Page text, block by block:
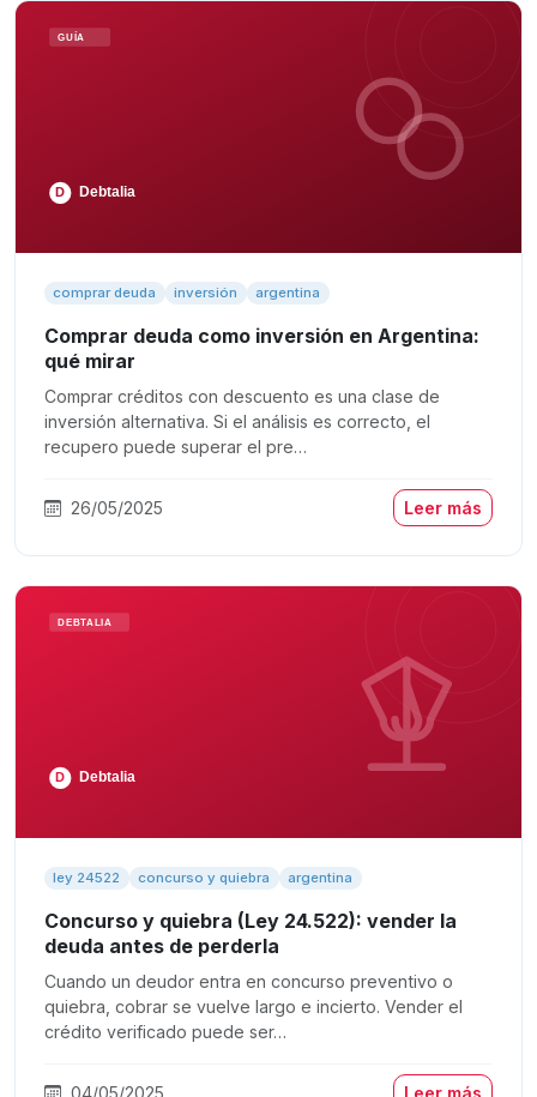
comprar deuda inversión argentina
Comprar deuda como inversión en Argentina:
qué mirar
Comprar créditos con descuento es una clase de
inversión alternativa. Si el análisis es correcto, el
recupero puede superar el pre…
26/05/2025 Leer más
ley 24522 concurso y quiebra argentina
Concurso y quiebra (Ley 24.522): vender la
deuda antes de perderla
Cuando un deudor entra en concurso preventivo o
quiebra, cobrar se vuelve largo e incierto. Vender el
crédito verificado puede ser…
04/05/2025 Leer más